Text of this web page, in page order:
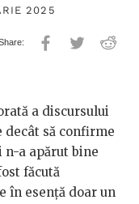
2025
a discursului
să confirme
a apărut bine
făcută
în esență doar un